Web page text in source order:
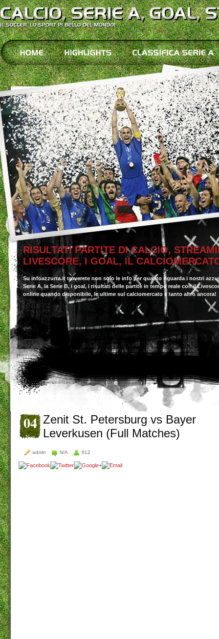
RISULTATI PARTITE DI CALCIO,
LIVESCORE, I GOAL, IL
Su infoazzurra.it troverete non solo le info per quanto riguarda i nostri
Serie A, la Serie B, i goal, i risultati delle partite in tempo reale con il
online quando disponibile, le ultime sul calciomercato e tanto altro ancora!
04
Nov
Zenit St. Petersburg vs Bayer
Leverkusen (Full Matches)
admin N/A 612